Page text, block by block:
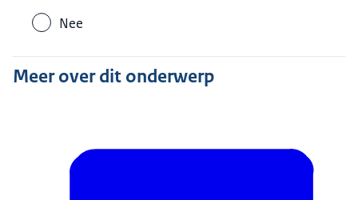
Nee
Meer over dit onderwerp